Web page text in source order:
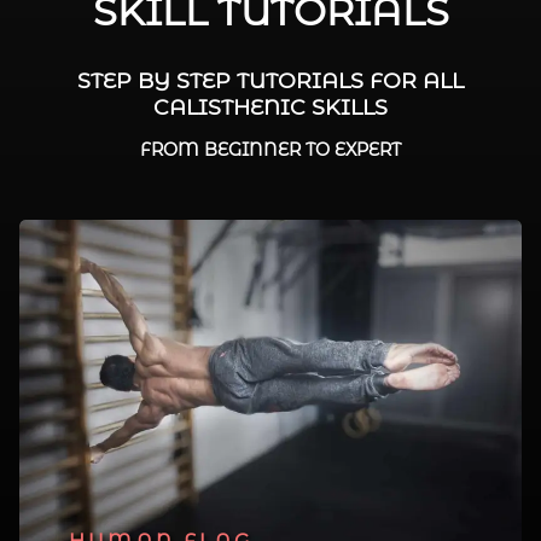
SKILL TUTORIALS
STEP BY STEP TUTORIALS FOR ALL
CALISTHENIC SKILLS
FROM BEGINNER TO EXPERT